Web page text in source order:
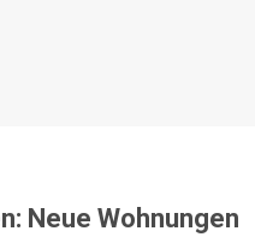
Neue Wohnungen